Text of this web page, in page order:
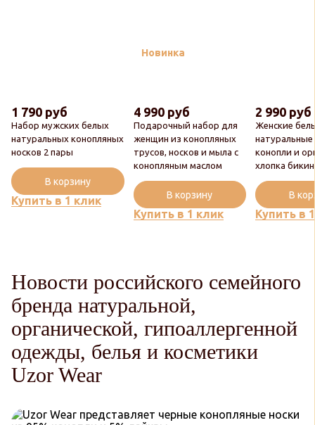
Набор мужских белых
натуральных конопляных
носков 2 пары
1 790 руб
Купить в 1 клик
В корзину
Новинка
Подарочный набор для
женщин из конопляных
трусов, носков и мыла с
конопляным маслом
4 990 руб
Купить в 1 клик
В корзину
Женские
конопли и
хлопка
2 990 руб
Купить в
В
Новости российского семейного
бренда натуральной,
органической, гипоаллергенной
одежды, белья и косметики
Uzor Wear